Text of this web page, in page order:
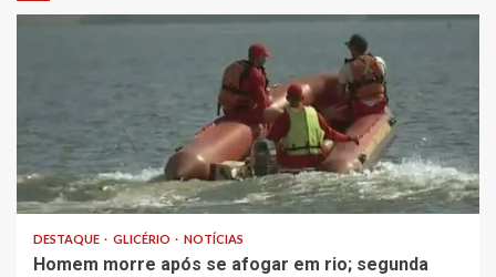
DESTAQUE GLICÉRIO NOTÍCIAS
Homem morre após se afogar em rio; segunda